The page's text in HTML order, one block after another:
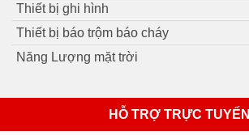
Thiết bị ghi hình
Thiết bị báo trộm báo cháy
Năng Lượng mặt trời
HỖ TRỢ TRỰC TUYẾN